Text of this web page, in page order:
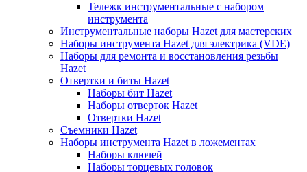
Тележк инструментальные с набором
инструмента
Инструментальные наборы Hazet для мастерских
Наборы инструмента Hazet для электрика (VDE)
Наборы для ремонта и восстановления резьбы
Hazet
Отвертки и биты Hazet
Наборы бит Hazet
Наборы отверток Hazet
Отвертки Hazet
Съемники Hazet
Наборы инструмента Hazet в ложементах
Наборы ключей
Наборы торцевых головок